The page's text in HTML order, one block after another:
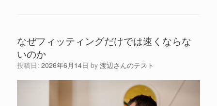
なぜフィッティングだけでは速くならな
いのか
投稿日: 2026年6月14日 by 渡辺さんのテスト